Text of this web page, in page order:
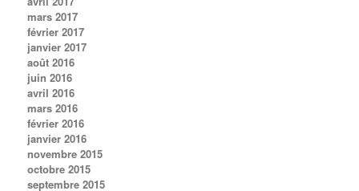
mars 2017
février 2017
janvier 2017
août 2016
juin 2016
avril 2016
mars 2016
février 2016
janvier 2016
novembre 2015
octobre 2015
septembre 2015